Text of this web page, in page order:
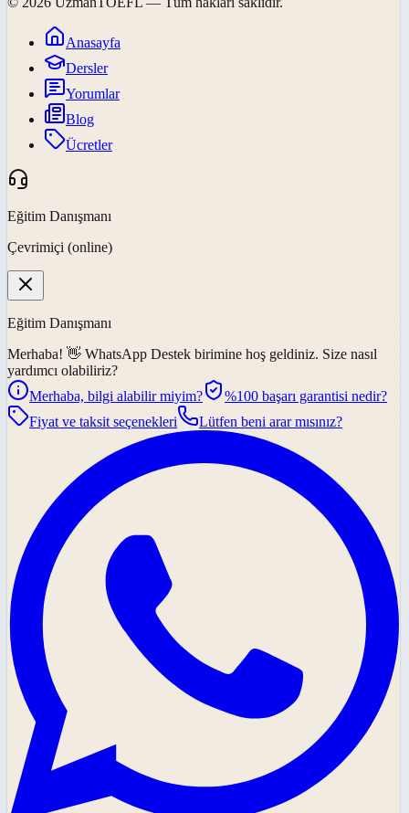
Anasayfa
Dersler
Yorumlar
Blog
Ücretler
Eğitim Danışmanı
Çevrimiçi (online)
Eğitim Danışmanı
Merhaba! 👋 WhatsApp Destek birimine hoş geldiniz. Size nasıl
yardımcı olabiliriz?
Merhaba, bilgi alabilir miyim?
%100 başarı garantisi nedir?
Fiyat ve taksit seçenekleri
Lütfen beni arar mısınız?